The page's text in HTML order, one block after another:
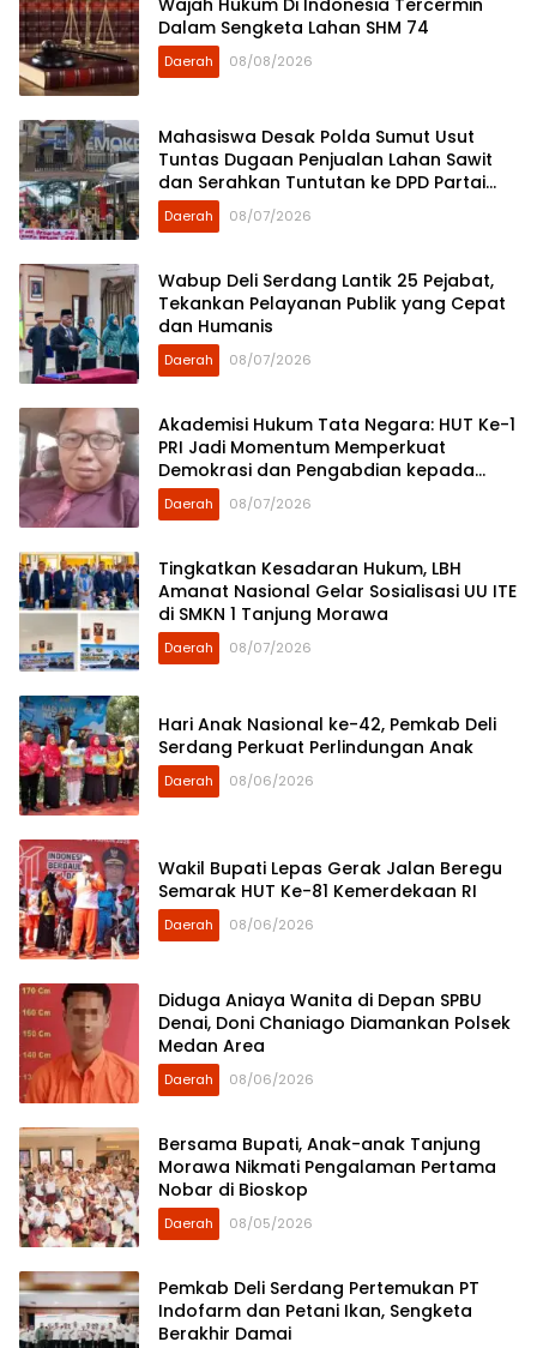
Dalam Sengketa Lahan SHM 74
Daerah 08/08/2026
Mahasiswa Desak Polda Sumut Usut
Tuntas Dugaan Penjualan Lahan Sawit
dan Serahkan Tuntutan ke DPD Partai
Demokrat Sumut
Daerah 08/07/2026
Wabup Deli Serdang Lantik 25 Pejabat,
Tekankan Pelayanan Publik yang Cepat
dan Humanis
Daerah 08/07/2026
Akademisi Hukum Tata Negara: HUT Ke-1
PRI Jadi Momentum Memperkuat
Demokrasi dan Pengabdian kepada
Rakyat
Daerah 08/07/2026
Tingkatkan Kesadaran Hukum, LBH
Amanat Nasional Gelar Sosialisasi UU ITE
di SMKN 1 Tanjung Morawa
Daerah 08/07/2026
Hari Anak Nasional ke-42, Pemkab Deli
Serdang Perkuat Perlindungan Anak
Daerah 08/06/2026
Wakil Bupati Lepas Gerak Jalan Beregu
Semarak HUT Ke-81 Kemerdekaan RI
Daerah 08/06/2026
Diduga Aniaya Wanita di Depan SPBU
Denai, Doni Chaniago Diamankan Polsek
Medan Area
Daerah 08/06/2026
Bersama Bupati, Anak-anak Tanjung
Morawa Nikmati Pengalaman Pertama
Nobar di Bioskop
Daerah 08/05/2026
Pemkab Deli Serdang Pertemukan PT
Indofarm dan Petani Ikan, Sengketa
Berakhir Damai